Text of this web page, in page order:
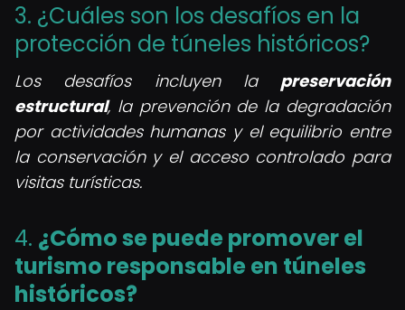
3. ¿Cuáles son los desafíos en la
protección de túneles históricos?
Los desafíos incluyen la preservación
estructural, la prevención de la degradación
por actividades humanas y el equilibrio entre
la conservación y el acceso controlado para
visitas turísticas.
4. ¿Cómo se puede promover el
turismo responsable en túneles
históricos?